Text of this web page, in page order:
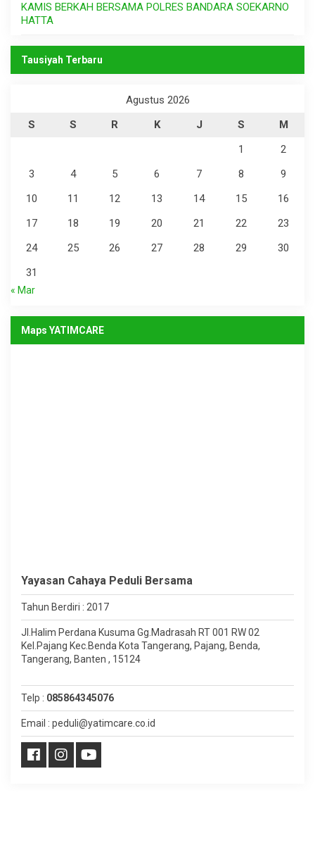
KAMIS BERKAH BERSAMA POLRES BANDARA SOEKARNO
HATTA
Tausiyah Terbaru
Agustus 2026
S
S R K J S
M
1
2
3
4 5 6 7 8
9
10
11 12 13 14 15
16
17
18 19 20 21 22
23
24
25 26 27 28 29
30
31
« Mar
Maps YATIMCARE
Yayasan Cahaya Peduli Bersama
Tahun Berdiri : 2017
Jl.Halim Perdana Kusuma Gg.Madrasah RT 001 RW 02
Kel.Pajang Kec.Benda Kota Tangerang, Pajang, Benda,
Tangerang, Banten , 15124
Telp : 085864345076
Email : peduli@yatimcare.co.id